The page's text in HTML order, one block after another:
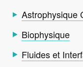
Astrophysique
Biophysique
Fluides et